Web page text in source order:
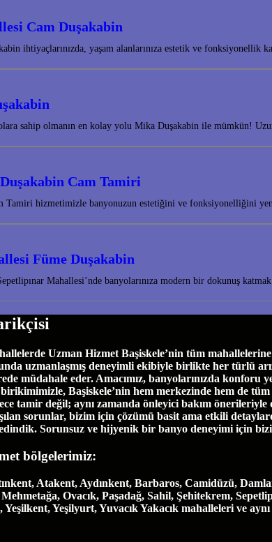
Cam Duşakabin
ihtiyaçlarınızda, yaşam alanlarınıza estetik ve
sahip olmanın en kolay yolu Mika Duşakabin ile mümkün!
Cam Tamiri
Tamiri hizmetimizle banyonuzun estetiğini ve fonksiyonelliğini
Füme Duşakabin
Mahallesi’nde banyolarınıza modern bir dokunuş
Uzman Hizmet Başiskele’nin tüm
uzmanlaşmış deneyimli ekibiyle birlikte her türlü
müdahale eder. Amacımız, banyolarınızda
Başiskele’nin hem merkezinde hem de
tamir değil; aynı zamanda önleyici bakım önerileriyle
sorunlar, bizim için çözümü basit ama etkili
Sorunsuz ve hijyenik bir banyo deneyimi için
bölgelerimiz:
Atakent, Aydınkent, Barbaros, Camidüzü,
Ovacık, Paşadağ, Sahil, Şehitekrem,
Yeşilyurt, Yuvacık Yakacık mahalleleri ve